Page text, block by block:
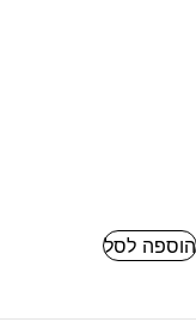
הוספה לסל